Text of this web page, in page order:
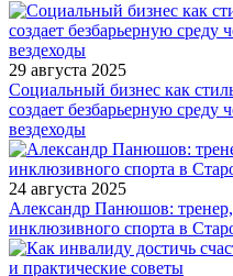
29 августа 2025
Социальный бизнес как
создает безбарьерную
вездеходы
24 августа 2025
Александр Панюшов:
инклюзивного спорта в